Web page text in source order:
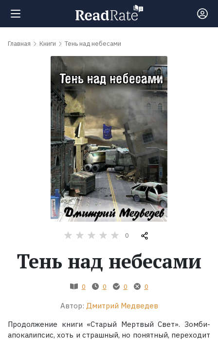
Поиск
Рейтинги
обсуждаемые
Серии
Экранизации
Коллекции
Главная Книги Тень над небесами
0
Тень над небесами
0 0 0 0
Автор: Дмитрий Медведев
Продолжение книги «Старый Мертвый Свет». Зомби-
апокалипсис, хоть и страшный, но понятный, переходит